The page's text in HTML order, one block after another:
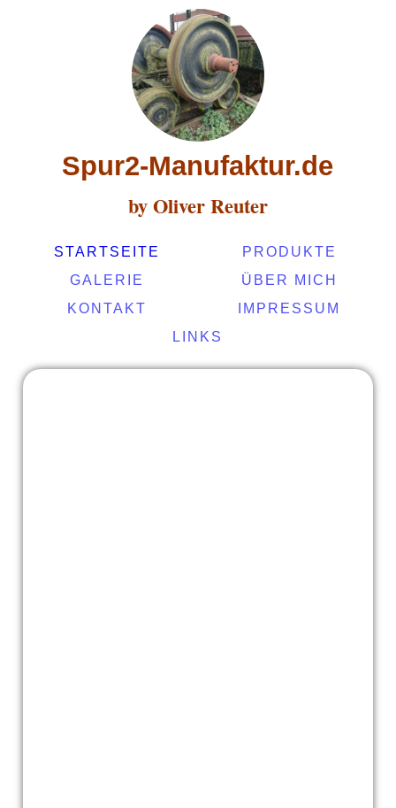
Spur2-Manufaktur.de
by Oliver Reuter
STARTSEITE
PRODUKTE
GALERIE
ÜBER MICH
KONTAKT
IMPRESSUM
LINKS